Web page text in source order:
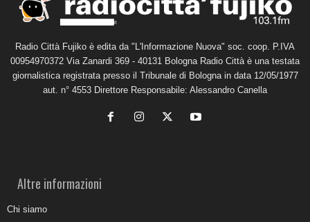
Radio Città Fujiko è edita da "L'Informazione Nuova" soc. coop. P.IVA
00954970372 Via Zanardi 369 - 40131 Bologna Radio Città è una testata
giornalistica registrata presso il Tribunale di Bologna in data 12/05/1977
aut. n° 4553 Direttore Responsabile: Alessandro Canella
Altre informazioni
Chi siamo